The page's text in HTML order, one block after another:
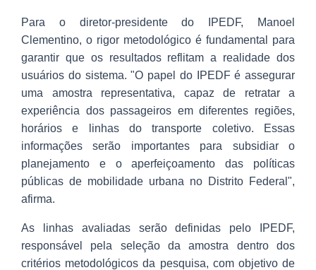
Para o diretor-presidente do IPEDF, Manoel
Clementino, o rigor metodológico é fundamental para
garantir que os resultados reflitam a realidade dos
usuários do sistema. "O papel do IPEDF é assegurar
uma amostra representativa, capaz de retratar a
experiência dos passageiros em diferentes regiões,
horários e linhas do transporte coletivo. Essas
informações serão importantes para subsidiar o
planejamento e o aperfeiçoamento das políticas
públicas de mobilidade urbana no Distrito Federal",
afirma.
As linhas avaliadas serão definidas pelo IPEDF,
responsável pela seleção da amostra dentro dos
critérios metodológicos da pesquisa, com objetivo de